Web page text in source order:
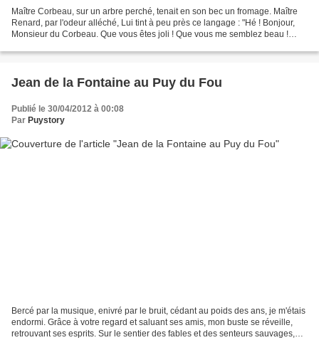
Maître Corbeau, sur un arbre perché, tenait en son bec un fromage. Maître
Renard, par l'odeur alléché, Lui tint à peu près ce langage : "Hé ! Bonjour,
Monsieur du Corbeau. Que vous êtes joli ! Que vous me semblez beau !
Jean de la Fontaine au Puy du Fou
Publié le 30/04/2012 à 00:08
Par Puystory
Bercé par la musique, enivré par le bruit, cédant au poids des ans, je m'étais
endormi. Grâce à votre regard et saluant ses amis, mon buste se réveille,
retrouvant ses esprits. Sur le sentier des fables et des senteurs sauvages,